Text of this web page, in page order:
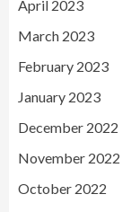
April 2023
March 2023
February 2023
January 2023
December 2022
November 2022
October 2022